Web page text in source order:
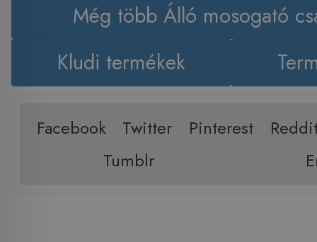
Még több Álló mosogató
Kludi termékek
Facebook Twitter Pinterest
Tumblr